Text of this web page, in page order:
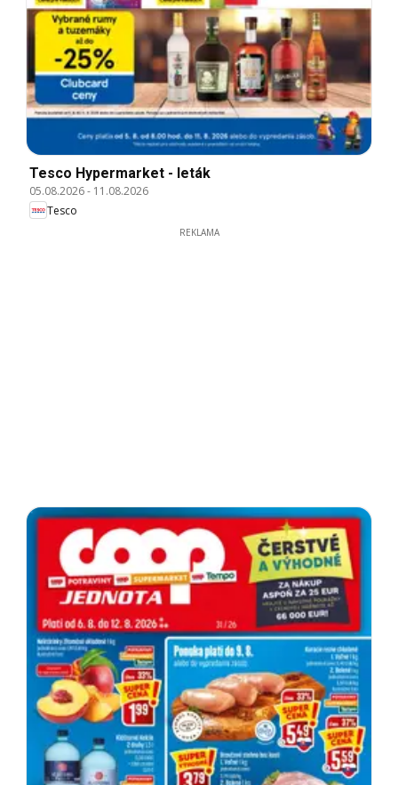
Tesco Hypermarket - leták
05.08.2026- 11.08.2026
Tesco
REKLAMA